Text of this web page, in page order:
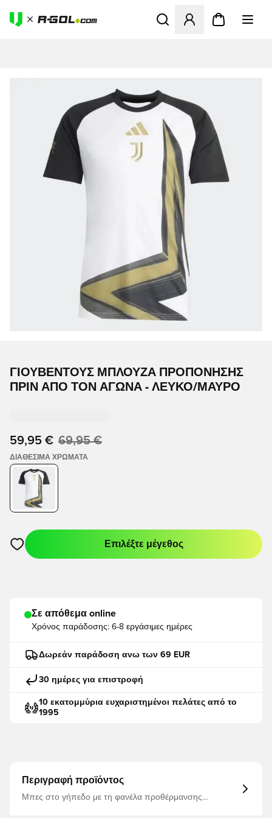
Ανοίγει ένα Modal για να
ΓΙΟΥΒΈΝΤΟΥΣ ΜΠΛΟΎΖΑ ΠΡΟΠΌΝΗΣΗΣ
ΠΡΙΝ ΑΠΌ ΤΟΝ ΑΓΏΝΑ - ΛΕΥΚΌ/ΜΑΎΡΟ
59,95 € 69,95 €
ΔΙΑΘΈΣΙΜΑ ΧΡΏΜΑΤΑ
Ανοίγει ένα Modal για να συνδεθείτε ή να εγγραφείτε ως
Επιλέξτε μέγεθος
Σε απόθεμα online
Χρόνος παράδοσης: 6-8 εργάσιμες ημέρες
Δωρεάν παράδοση ανω των 69 EUR
30 ημέρες για επιστροφή
10 εκατομμύρια ευχαριστημένοι πελάτες από το
1995
Περιγραφή προϊόντος
Μπες στο γήπεδο με τη φανέλα προθέρμανσης